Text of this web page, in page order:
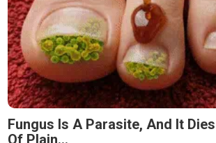
Fungus Is A Parasite, And It
Of Plain...